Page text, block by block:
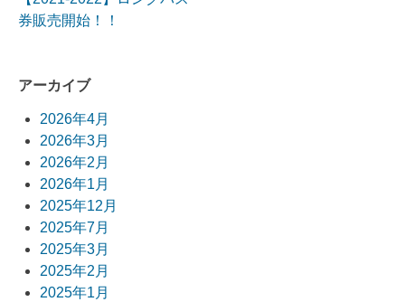
投
ナ
ビ
ゲ
ー
シ
ョ
ン
券販売開始！！
アーカイブ
2026年4月
2026年3月
2026年2月
2026年1月
2025年12月
2025年7月
2025年3月
2025年2月
2025年1月